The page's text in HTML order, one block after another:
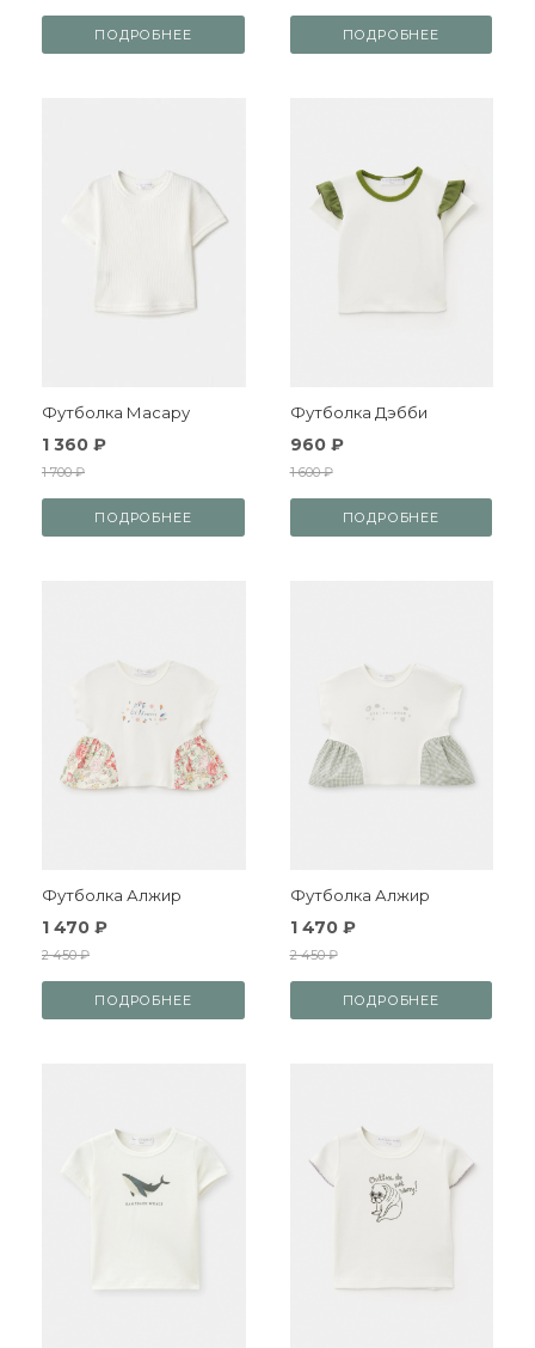
ПОДРОБНЕЕ ПОДРОБНЕЕ
Футболка Масару
1 360 ₽
1 700 ₽
ПОДРОБНЕЕ
Футболка Дэбби
960 ₽
1 600 ₽
ПОДРОБНЕЕ
Футболка Алжир
1 470 ₽
2 450 ₽
ПОДРОБНЕЕ
Футболка Алжир
1 470 ₽
2 450 ₽
ПОДРОБНЕЕ